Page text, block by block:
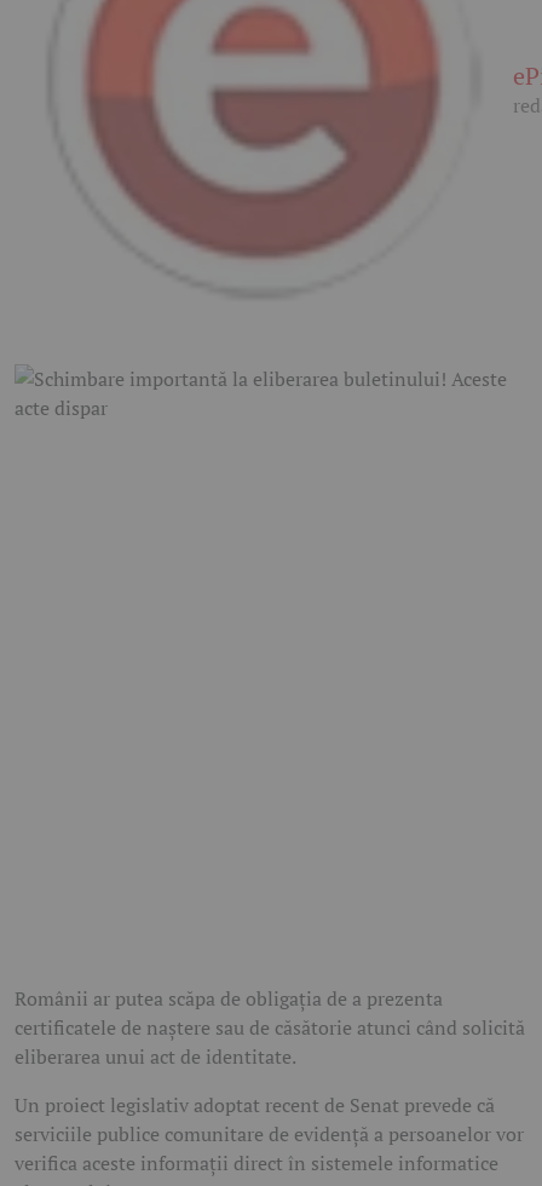
Românii ar putea scăpa de obligația de a prezenta
certificatele de naștere sau de căsătorie atunci când solicită
eliberarea unui act de identitate.
Un proiect legislativ adoptat recent de Senat prevede că
serviciile publice comunitare de evidență a persoanelor vor
verifica aceste informații direct în sistemele informatice